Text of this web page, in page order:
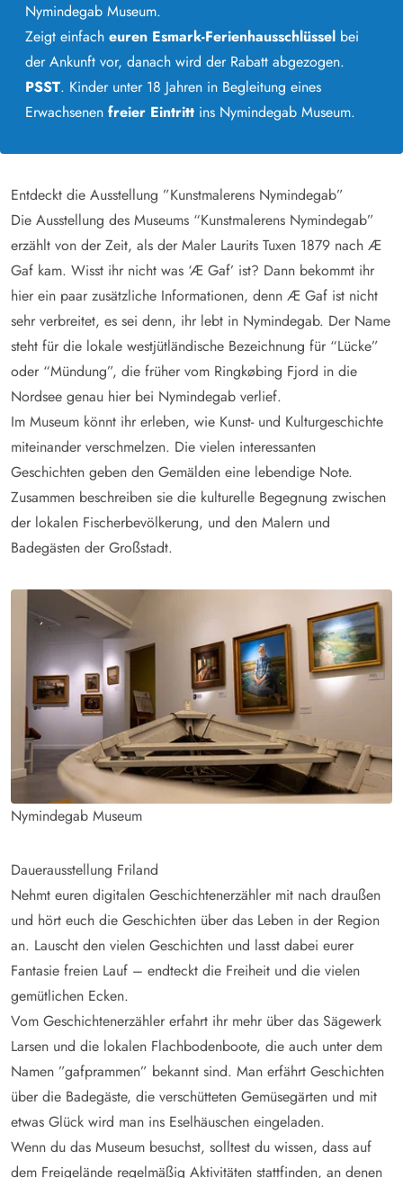
Nymindegab Museum.
Zeigt einfach euren Esmark-Ferienhausschlüssel bei
der Ankunft vor, danach wird der Rabatt abgezogen.
PSST. Kinder unter 18 Jahren in Begleitung eines
Erwachsenen freier Eintritt ins Nymindegab Museum.
Entdeckt die Ausstellung ”Kunstmalerens Nymindegab”
Die Ausstellung des Museums “Kunstmalerens Nymindegab”
erzählt von der Zeit, als der Maler Laurits Tuxen 1879 nach Æ
Gaf kam. Wisst ihr nicht was ‘Æ Gaf’ ist? Dann bekommt ihr
hier ein paar zusätzliche Informationen, denn Æ Gaf ist nicht
sehr verbreitet, es sei denn, ihr lebt in Nymindegab. Der Name
steht für die lokale westjütländische Bezeichnung für “Lücke”
oder “Mündung”, die früher vom Ringkøbing Fjord in die
Nordsee genau hier bei Nymindegab verlief.
Im Museum könnt ihr erleben, wie Kunst- und Kulturgeschichte
miteinander verschmelzen. Die vielen interessanten
Geschichten geben den Gemälden eine lebendige Note.
Zusammen beschreiben sie die kulturelle Begegnung zwischen
der lokalen Fischerbevölkerung, und den Malern und
Badegästen der Großstadt.
Nymindegab Museum
Dauerausstellung Friland
Nehmt euren digitalen Geschichtenerzähler mit nach draußen
und hört euch die Geschichten über das Leben in der Region
an. Lauscht den vielen Geschichten und lasst dabei eurer
Fantasie freien Lauf – endteckt die Freiheit und die vielen
gemütlichen Ecken.
Vom Geschichtenerzähler erfahrt ihr mehr über das Sägewerk
Larsen und die lokalen Flachbodenboote, die auch unter dem
Namen ”gafprammen” bekannt sind. Man erfährt Geschichten
über die Badegäste, die verschütteten Gemüsegärten und mit
etwas Glück wird man ins Eselhäuschen eingeladen.
Wenn du das Museum besuchst, solltest du wissen, dass auf
dem Freigelände regelmäßig Aktivitäten stattfinden, an denen